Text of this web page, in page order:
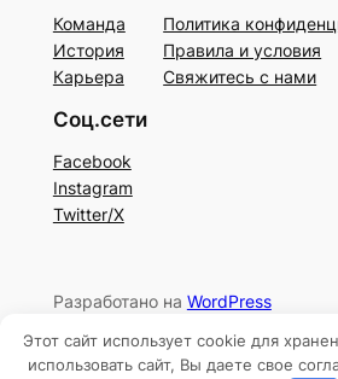
Команда
История
Карьера
Политика
Правила и условия
Свяжитесь с нами
Соц.сети
Facebook
Instagram
Twitter/X
Разработано на WordPress
Этот сайт использует cookie для
использовать сайт, Вы даете свое